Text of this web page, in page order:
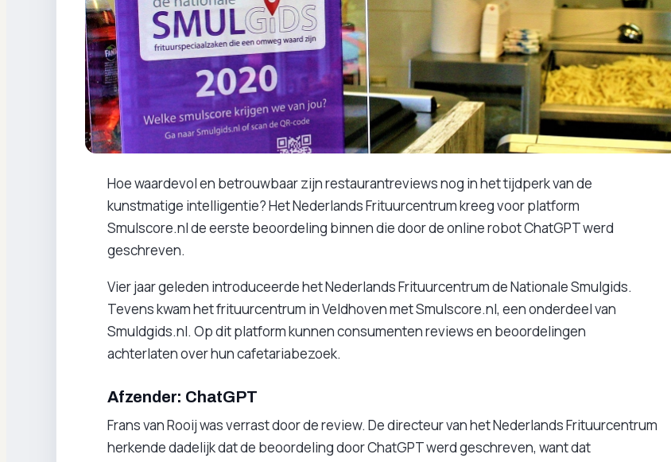
Hoe waardevol en betrouwbaar zijn restaurantreviews nog in het tijdperk van de
kunstmatige intelligentie? Het Nederlands Frituurcentrum kreeg voor platform
Smulscore.nl de eerste beoordeling binnen die door de online robot ChatGPT werd
geschreven.
Vier jaar geleden introduceerde het Nederlands Frituurcentrum de Nationale Smulgids.
Tevens kwam het frituurcentrum in Veldhoven met Smulscore.nl, een onderdeel van
Smuldgids.nl. Op dit platform kunnen consumenten reviews en beoordelingen
achterlaten over hun cafetariabezoek.
Afzender: ChatGPT
Frans van Rooij was verrast door de review. De directeur van het Nederlands Frituurcentrum
herkende dadelijk dat de beoordeling door ChatGPT werd geschreven, want dat